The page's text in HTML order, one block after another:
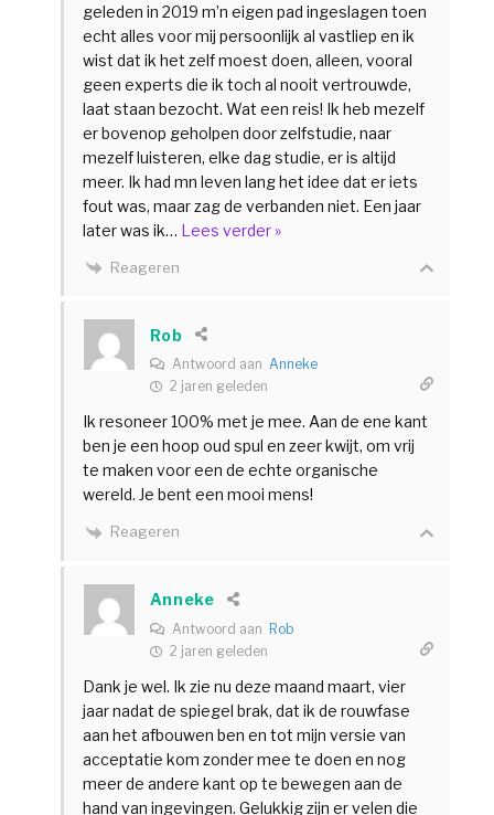
geleden in 2019 m’n eigen pad ingeslagen toen
echt alles voor mij persoonlijk al vastliep en ik
wist dat ik het zelf moest doen, alleen, vooral
geen experts die ik toch al nooit vertrouwde,
laat staan bezocht. Wat een reis! Ik heb mezelf
er bovenop geholpen door zelfstudie, naar
mezelf luisteren, elke dag studie, er is altijd
meer. Ik had mn leven lang het idee dat er iets
fout was, maar zag de verbanden niet. Een jaar
later was ik… Lees verder »
Reageren
Rob
Antwoord aan Anneke
2 jaren geleden
Ik resoneer 100% met je mee. Aan de ene kant
ben je een hoop oud spul en zeer kwijt, om vrij
te maken voor een de echte organische
wereld. Je bent een mooi mens!
Reageren
Anneke
Antwoord aan Rob
2 jaren geleden
Dank je wel. Ik zie nu deze maand maart, vier
jaar nadat de spiegel brak, dat ik de rouwfase
aan het afbouwen ben en tot mijn versie van
acceptatie kom zonder mee te doen en nog
meer de andere kant op te bewegen aan de
hand van ingevingen. Gelukkig zijn er velen die